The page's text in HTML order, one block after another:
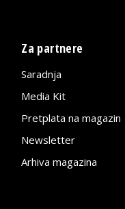
Za partnere
Saradnja
Media Kit
Pretplata na magazin
Newsletter
Arhiva magazina